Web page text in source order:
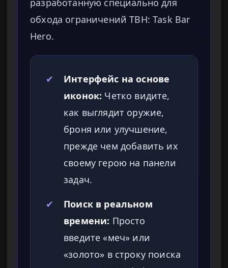
обхода ограничений TBH: Task Bar
Hero.
✔
Интерфейс на основе
иконок: Четко видите,
как выглядит оружие,
броня или улучшение,
прежде чем добавить их
своему герою на панели
задач.
✔
Поиск в реальном
времени: Просто
введите «меч» или
«золото» в строку поиска